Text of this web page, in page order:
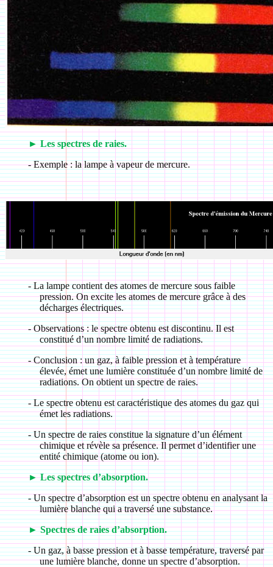
► Les spectres de raies.
- Exemple : la lampe à vapeur de mercure.
- La lampe contient des atomes de mercure sous faible
pression. On excite les atomes de mercure grâce à des
décharges électriques.
- Observations : le spectre obtenu est discontinu. Il est
constitué d’un nombre limité de radiations.
- Conclusion : un gaz, à faible pression et à température
élevée, émet une lumière constituée d’un nombre limité de
radiations. On obtient un spectre de raies.
- Le spectre obtenu est caractéristique des atomes du gaz qui
émet les radiations.
- Un spectre de raies constitue la signature d’un élément
chimique et révèle sa présence. Il permet d’identifier une
entité chimique (atome ou ion).
► Les spectres d’absorption.
- Un spectre d’absorption est un spectre obtenu en analysant la
lumière blanche qui a traversé une substance.
► Spectres de raies d’absorption.
- Un gaz, à basse pression et à basse température, traversé par
une lumière blanche, donne un spectre d’absorption.